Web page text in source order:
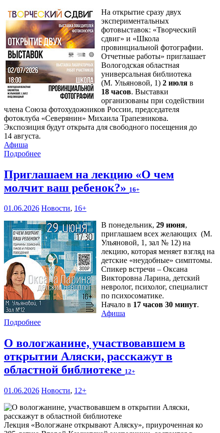
На открытие сразу двух
экспериментальных
фотовыставок: «Творческий
сдвиг» и «Школа
провинциальной фотографии.
Отчетные работы» приглашает
Вологодская областная
универсальная библиотека
(М. Ульяновой, 1) 2 июля в
18 часов. Выставки
организованы при содействии
члена Союза фотохудожников России, председателя
фотоклуба «Северянин» Михаила Трапезникова.
Экспозиция будут открыта для свободного посещения до
14 августа.
Афиша
Подробнее
Приглашаем на лекцию «О чем
молчит ваш ребенок?» 16+
01.06.2026 Новости, 16+
В понедельник, 29 июня,
приглашаем всех желающих (М.
Ульяновой, 1, зал № 12) на
лекцию, которая меняет взгляд на
детские «неудобные» симптомы.
Спикер встречи – Оксана
Викторовна Ларина, детский
невролог, психолог, специалист
по психосоматике.
Начало в 17 часов 30 минут.
Афиша
Подробнее
О вологжанине, участвовавшем в
открытии Аляски, расскажут в
областной библиотеке 12+
01.06.2026 Новости, 12+
Лекция «Вологжане открывают Аляску», приуроченная ко